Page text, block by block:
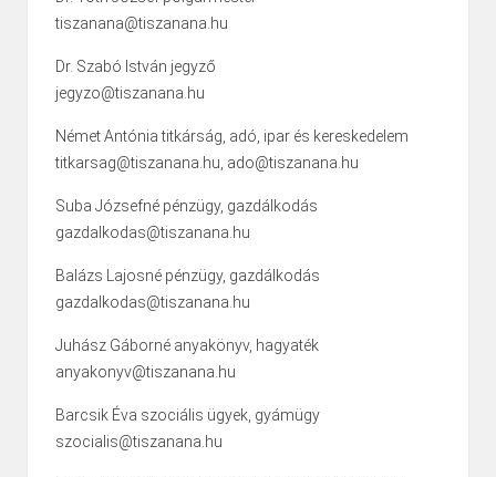
tiszanana@tiszanana.hu
Dr. Szabó István jegyző
jegyzo@tiszanana.hu
Német Antónia titkárság, adó, ipar és kereskedelem
titkarsag@tiszanana.hu, ado@tiszanana.hu
Suba Józsefné pénzügy, gazdálkodás
gazdalkodas@tiszanana.hu
Balázs Lajosné pénzügy, gazdálkodás
gazdalkodas@tiszanana.hu
Juhász Gáborné anyakönyv, hagyaték
anyakonyv@tiszanana.hu
Barcsik Éva szociális ügyek, gyámügy
szocialis@tiszanana.hu